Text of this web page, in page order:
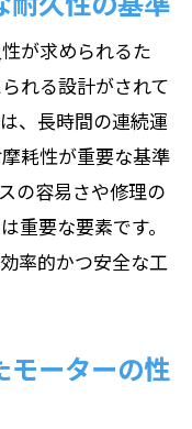
が求められるた
れる設計がされて
、長時間の連続運
耗性が重要な基準
の容易さや修理の
重要な要素です。
率的かつ安全な工
モーターの性